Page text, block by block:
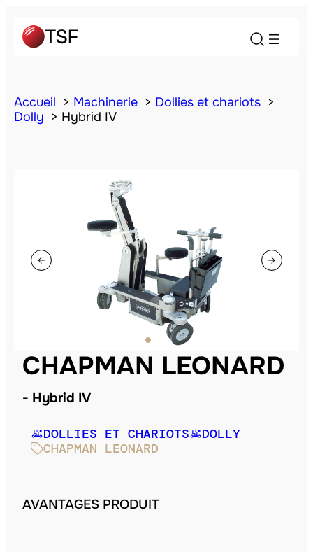
Accueil Machinerie
Dollies et chariots
Dolly
Hybrid IV
CHAPMAN LEONARD
Hybrid IV
DOLLIES ET CHARIOTS
DOLLY
CHAPMAN LEONARD
AVANTAGES PRODUIT